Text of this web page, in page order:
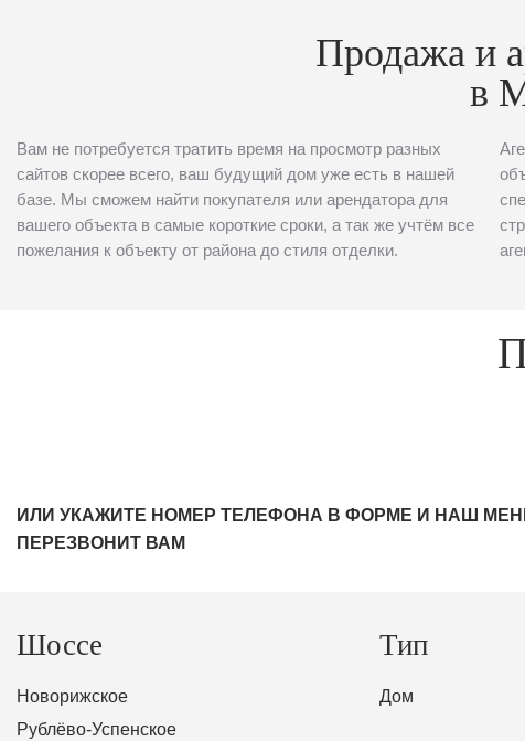
Продажа и
в
Вам не потребуется тратить время на просмотр разных
сайтов скорее всего, ваш будущий дом уже есть в нашей
базе. Мы сможем найти покупателя или арендатора для
вашего объекта в самые короткие сроки, а так же учтём все
пожелания к объекту от района до стиля отделки.
ИЛИ УКАЖИТЕ НОМЕР ТЕЛЕФОНА В ФОРМЕ И НАШ
ПЕРЕЗВОНИТ ВАМ
Шоссе
Новорижское
Рублёво-Успенское
Тип
Дом